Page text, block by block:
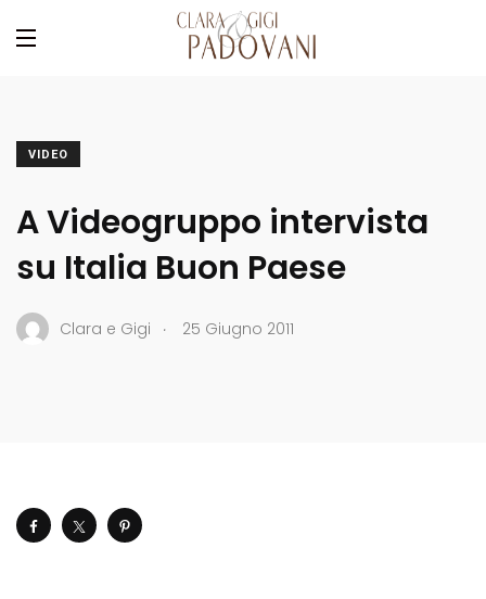
VIDEO
A Videogruppo intervista
su Italia Buon Paese
Clara e Gigi . 25 Giugno 2011